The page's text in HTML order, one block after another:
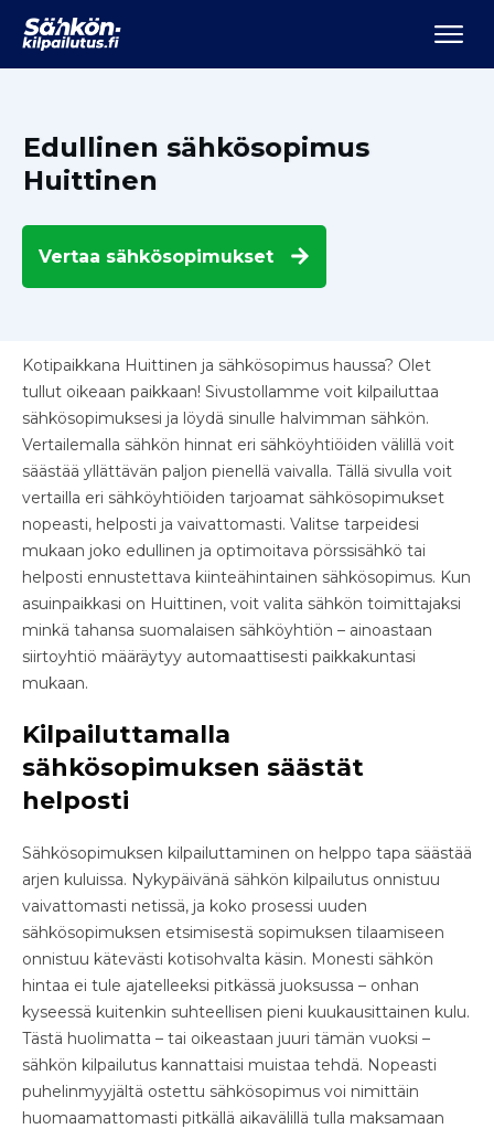
Edullinen sähkösopimus
Huittinen
Vertaa sähkösopimukset
Kotipaikkana Huittinen ja sähkösopimus haussa? Olet
tullut oikeaan paikkaan! Sivustollamme voit kilpailuttaa
sähkösopimuksesi ja löydä sinulle halvimman sähkön.
Vertailemalla sähkön hinnat eri sähköyhtiöiden välillä voit
säästää yllättävän paljon pienellä vaivalla. Tällä sivulla voit
vertailla eri sähköyhtiöiden tarjoamat sähkösopimukset
nopeasti, helposti ja vaivattomasti. Valitse tarpeidesi
mukaan joko edullinen ja optimoitava pörssisähkö tai
helposti ennustettava kiinteähintainen sähkösopimus. Kun
asuinpaikkasi on Huittinen, voit valita sähkön toimittajaksi
minkä tahansa suomalaisen sähköyhtiön – ainoastaan
siirtoyhtiö määräytyy automaattisesti paikkakuntasi
mukaan.
Kilpailuttamalla
sähkösopimuksen säästät
helposti
Sähkösopimuksen kilpailuttaminen on helppo tapa säästää
arjen kuluissa. Nykypäivänä sähkön kilpailutus onnistuu
vaivattomasti netissä, ja koko prosessi uuden
sähkösopimuksen etsimisestä sopimuksen tilaamiseen
onnistuu kätevästi kotisohvalta käsin. Monesti sähkön
hintaa ei tule ajatelleeksi pitkässä juoksussa – onhan
kyseessä kuitenkin suhteellisen pieni kuukausittainen kulu.
Tästä huolimatta – tai oikeastaan juuri tämän vuoksi –
sähkön kilpailutus kannattaisi muistaa tehdä. Nopeasti
puhelinmyyjältä ostettu sähkösopimus voi nimittäin
huomaamattomasti pitkällä aikavälillä tulla maksamaan